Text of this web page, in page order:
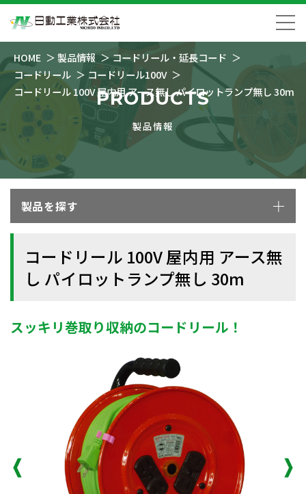
HOME 製品情報
コードリール・延長コード
コードリール
コードリール100V
コードリール 100V 屋内用 アース無し パイロットランプ無し 30m
PRODUCTS
製品情報
製品を探す
コードリール 100V 屋内用 アース無
し パイロットランプ無し 30m
スッキリ巻取り収納のコードリール！